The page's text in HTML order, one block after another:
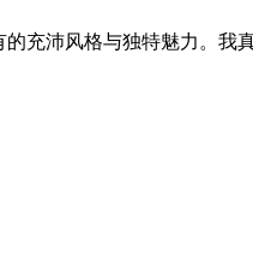
充沛风格与独特魅力。我